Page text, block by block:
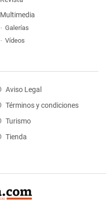
Multimedia
Galerías
Vídeos
Aviso Legal
Términos y condiciones
Turismo
Tienda